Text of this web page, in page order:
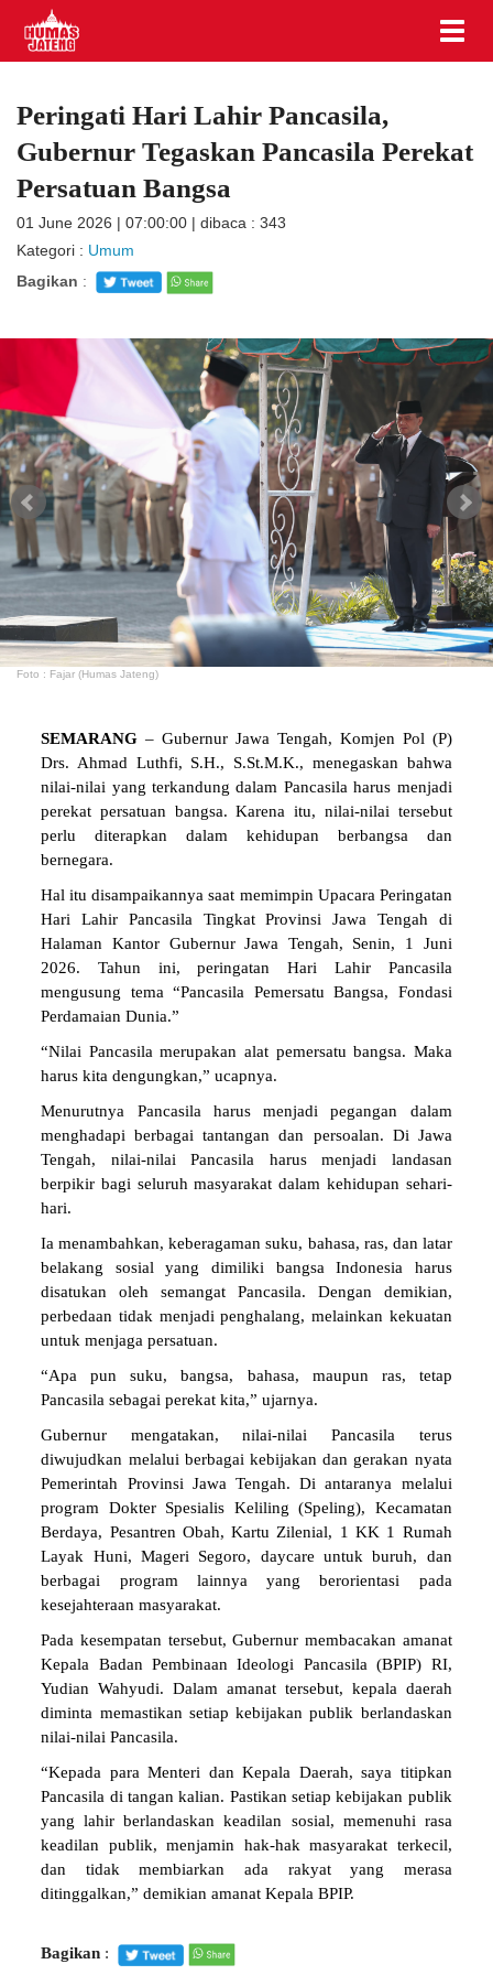
Peringati Hari Lahir Pancasila,
Gubernur Tegaskan Pancasila Perekat
Persatuan Bangsa
01 June 2026 | 07:00:00 | dibaca : 343
Kategori : Umum
Bagikan :
Foto : Fajar (Humas Jateng)
SEMARANG– Gubernur Jawa Tengah, Komjen Pol (P)
Drs. Ahmad Luthfi, S.H., S.St.M.K., menegaskan bahwa
nilai-nilai yang terkandung dalam Pancasila harus menjadi
perekat persatuan bangsa. Karena itu, nilai-nilai tersebut
perlu diterapkan dalam kehidupan berbangsa dan
bernegara.
Hal itu disampaikannya saat memimpin Upacara Peringatan
Hari Lahir Pancasila Tingkat Provinsi Jawa Tengah di
Halaman Kantor Gubernur Jawa Tengah, Senin, 1 Juni
2026. Tahun ini, peringatan Hari Lahir Pancasila
mengusung tema “Pancasila Pemersatu Bangsa, Fondasi
Perdamaian Dunia.”
“Nilai Pancasila merupakan alat pemersatu bangsa. Maka
harus kita dengungkan,” ucapnya.
Menurutnya Pancasila harus menjadi pegangan dalam
menghadapi berbagai tantangan dan persoalan. Di Jawa
Tengah, nilai-nilai Pancasila harus menjadi landasan
berpikir bagi seluruh masyarakat dalam kehidupan sehari-
hari.
Ia menambahkan, keberagaman suku, bahasa, ras, dan latar
belakang sosial yang dimiliki bangsa Indonesia harus
disatukan oleh semangat Pancasila. Dengan demikian,
perbedaan tidak menjadi penghalang, melainkan kekuatan
untuk menjaga persatuan.
“Apa pun suku, bangsa, bahasa, maupun ras, tetap
Pancasila sebagai perekat kita,” ujarnya.
Gubernur mengatakan, nilai-nilai Pancasila terus
diwujudkan melalui berbagai kebijakan dan gerakan nyata
Pemerintah Provinsi Jawa Tengah. Di antaranya melalui
program Dokter Spesialis Keliling (Speling), Kecamatan
Berdaya, Pesantren Obah, Kartu Zilenial, 1 KK 1 Rumah
Layak Huni, Mageri Segoro, daycare untuk buruh, dan
berbagai program lainnya yang berorientasi pada
kesejahteraan masyarakat.
Pada kesempatan tersebut, Gubernur membacakan amanat
Kepala Badan Pembinaan Ideologi Pancasila (BPIP) RI,
Yudian Wahyudi. Dalam amanat tersebut, kepala daerah
diminta memastikan setiap kebijakan publik berlandaskan
nilai-nilai Pancasila.
“Kepada para Menteri dan Kepala Daerah, saya titipkan
Pancasila di tangan kalian. Pastikan setiap kebijakan publik
yang lahir berlandaskan keadilan sosial, memenuhi rasa
keadilan publik, menjamin hak-hak masyarakat terkecil,
dan tidak membiarkan ada rakyat yang merasa
ditinggalkan,” demikian amanat Kepala BPIP.
Bagikan :